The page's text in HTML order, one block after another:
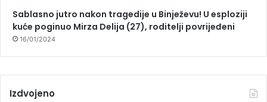
Sablasno jutro nakon tragedije u Binježevu! U esploziji
kuće poginuo Mirza Delija (27), roditelji povrijeđeni
16/01/2024
Izdvojeno